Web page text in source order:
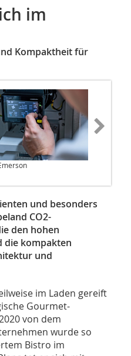
im
Kompaktheit für
und besonders
CO2-
den hohen
die kompakten
und
im Laden gereift
Gourmet-
von dem
wurde so
Bistro im